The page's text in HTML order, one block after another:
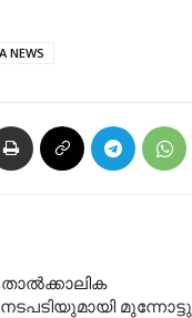
NEWS
മുന്നോട്ടു